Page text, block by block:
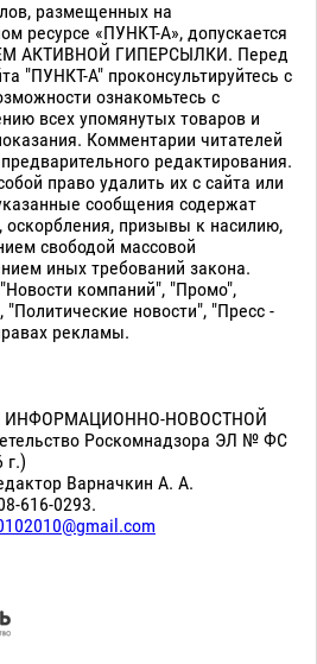
размещенных на
ресурсе «ПУНКТ-А», допускается
АКТИВНОЙ ГИПЕРСЫЛКИ. Перед
"ПУНКТ-А" проконсультируйтесь с
ознакомьтесь с
всех упомянутых товаров и
Комментарии читателей
редактирования.
право удалить их с сайта или
сообщения содержат
оскорбления, призывы к насилию,
свободой массовой
иных требований закона.
компаний", "Промо",
"Политические новости", "Пресс -
рекламы.
ИНФОРМАЦИОННО-НОВОСТНОЙ
Роскомнадзора ЭЛ № ФС
г.)
Варначкин А. А.
616-0293.